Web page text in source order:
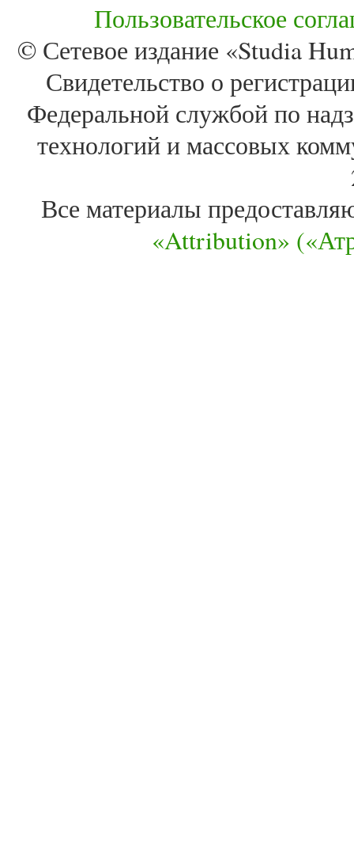
Пользовательское
© Сетевое издание «Studia
Свидетельство о
Федеральной службой по
технологий и массовых
Все материалы
«Attribution»